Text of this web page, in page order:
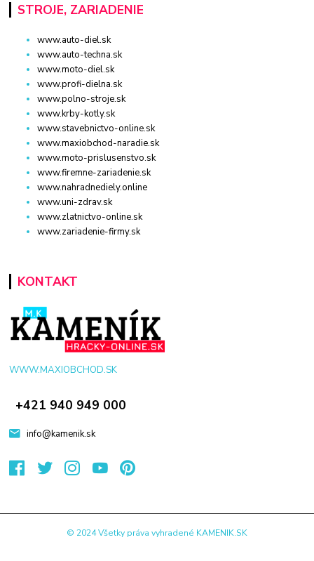
STROJE, ZARIADENIE
www.auto-diel.sk
www.auto-techna.sk
www.moto-diel.sk
www.profi-dielna.sk
www.polno-stroje.sk
www.krby-kotly.sk
www.stavebnictvo-online.sk
www.maxiobchod-naradie.sk
www.moto-prislusenstvo.sk
www.firemne-zariadenie.sk
www.nahradnediely.online
www.uni-zdrav.sk
www.zlatnictvo-online.sk
www.zariadenie-firmy.sk
KONTAKT
WWW.MAXIOBCHOD.SK
+421 940 949 000
info@kamenik.sk
© 2024 Všetky práva vyhradené KAMENIK.SK